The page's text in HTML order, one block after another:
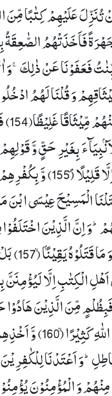
تُنَزِّلَ عَلَیْهِمْ كِتٰبًا
جَهْرَةً فَاَخَذَتْهُمُ
فَعَفَوْنَا عَنْ ذٰلِكَۚ-وَ
وَ قُلْنَا لَهُمُ
غَلِیْظًا(154)
بِغَیْرِ حَقٍّ وَّ
(155)
وَّ
الْمَسِیْحَ عِیْسَى ابْنَ
وَ اِنَّ الَّذِیْنَ
یَقِیْنًۢاۙ (157)
الْكِتٰبِ اِلَّا
مِّنَ الَّذِیْنَ
(160)
وَّ
وَ اَعْتَدْنَا لِلْكٰفِرِیْنَ
وَ الْمُؤْمِنُوْنَ